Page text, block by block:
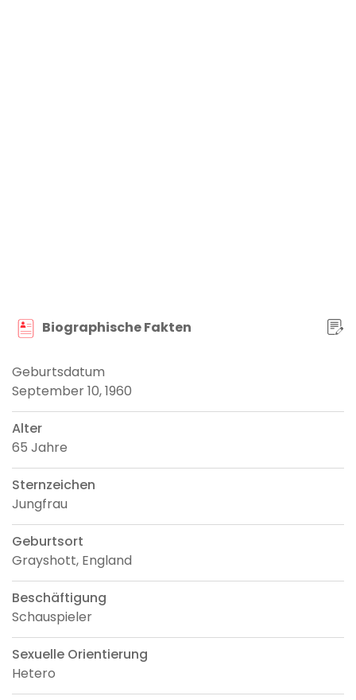
Biographische Fakten
Geburtsdatum
September 10, 1960
Alter
65 Jahre
Sternzeichen
Jungfrau
Geburtsort
Grayshott, England
Beschäftigung
Schauspieler
Sexuelle Orientierung
Hetero